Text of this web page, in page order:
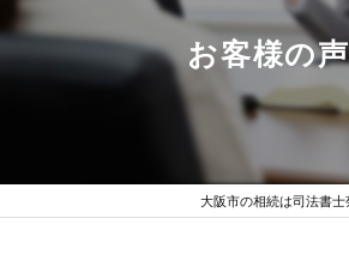
お客様の声
大阪市の相続は司法書士